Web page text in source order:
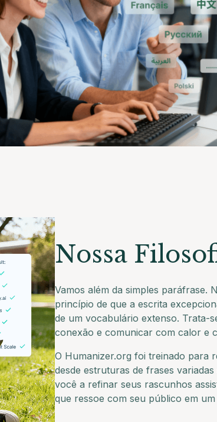
Nossa
Vamos além da simples paráfrase.
princípio de que a escrita
de um vocabulário extenso. Trata-
conexão e comunicar com calor e
O Humanizer.org foi treinado para
desde estruturas de frases
você a refinar seus rascunhos
que ressoe com seu público em